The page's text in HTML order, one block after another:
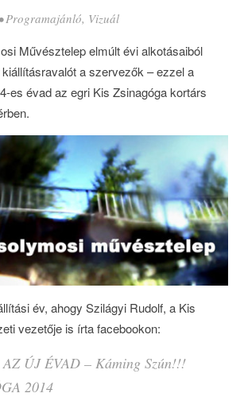
•Programajánló, Vizuál
Művésztelep elmúlt évi alkotásaiból
a szervezők – ezzel a
es évad az egri Kis Zsinagóga kortárs
év, ahogy Szilágyi Rudolf, a Kis
vezetője is írta facebookon:
ÚJ ÉVAD – Káming Szún!!!
2014